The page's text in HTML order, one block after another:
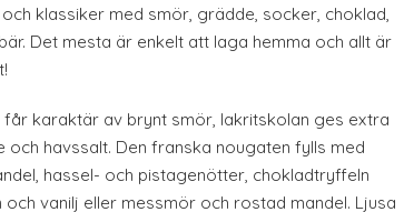
klassiker med smör, grädde, socker, choklad,
Det mesta är enkelt att laga hemma och allt är
får karaktär av brynt smör, lakritskolan ges extra
och havssalt. Den franska nougaten fylls med
hassel- och pistagenötter, chokladtryffeln
och vanilj eller messmör och rostad mandel. Ljusa